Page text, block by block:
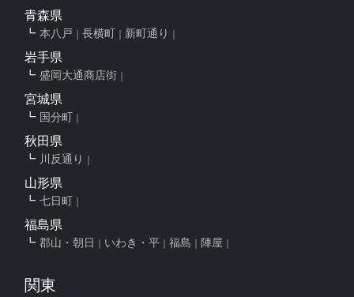
青森県
本八戸 長横町 新町通り
岩手県
盛岡大通商店街
宮城県
国分町
秋田県
川反通り
山形県
七日町
福島県
郡山・朝日 いわき・平 福島 陣屋
関東